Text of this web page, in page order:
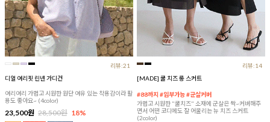
리뷰:21
디얼 여리핏 린넨 가디건
여리여리 가볍고 시원한 원단 여유 있는 착용감이라 활
용도 좋아요~ (4color)
23,500원 28,500원 18%
리뷰:14
[MADE] 쿨 치즈 롱 스커트
#88까지 #임부가능 #군살커버
가볍고 시원한 "쿨치즈" 소재에 군살은 싹~커버해주
면서 어떤 코디에도 잘 어울리는 뉴 치즈 스커트
(2color)